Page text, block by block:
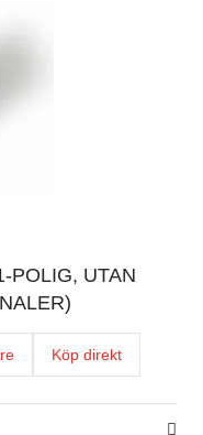
POLIG, UTAN
Köp direkt